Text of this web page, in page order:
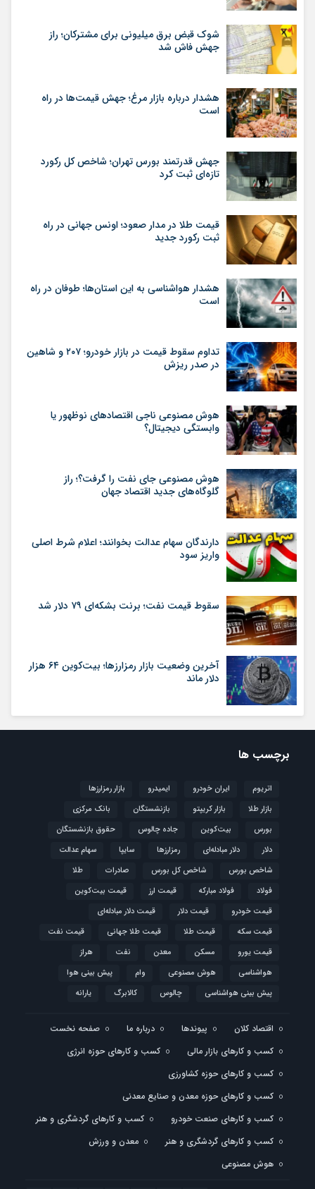
شوک قبض برق میلیونی برای مشترکان؛ راز
جهش فاش شد
هشدار درباره بازار مرغ؛ جهش قیمت‌ها در راه
است
جهش قدرتمند بورس تهران؛ شاخص کل رکورد
تازه‌ای ثبت کرد
قیمت طلا در مدار صعود؛ اونس جهانی در راه
ثبت رکورد جدید
هشدار هواشناسی به این استان‌ها؛ طوفان در راه
است
تداوم سقوط قیمت در بازار خودرو؛ ۲۰۷ و شاهین
در صدر ریزش
هوش مصنوعی ناجی اقتصادهای نوظهور یا
وابستگی دیجیتال؟
هوش مصنوعی جای نفت را گرفت؟؛ راز
گلوگاه‌های جدید اقتصاد جهان
دارندگان سهام عدالت بخوانند؛ اعلام شرط اصلی
واریز سود
سقوط قیمت نفت؛ برنت بشکه‌ای ۷۹ دلار شد
آخرین وضعیت بازار رمزارزها؛ بیت‌کوین ۶۴ هزار
دلار ماند
برچسب ها
اتریوم ایران خودرو ایمیدرو
بازار رمزارزها
بازار طلا
بازار کریپتو بازنشستگان
بانک مرکزی
بورس
بیت‌کوین جاده چالوس
حقوق بازنشستگان
دلار
دلار مبادله‌ای رمزارزها سایپا
سهام عدالت
شاخص بورس
شاخص کل بورس صادرات
طلا
فولاد
فولاد مبارکه قیمت ارز
قیمت بیت‌کوین
قیمت خودرو
قیمت دلار
قیمت دلار مبادله‌ای
قیمت سکه
قیمت طلا قیمت طلا جهانی
قیمت نفت
قیمت یورو
مسکن معدن نفت
هراز
هواشناسی
هوش مصنوعی وام
پیش بینی هوا
پیش بینی هواشناسی
چالوس کالابرگ یارانه
اقتصاد کلان پیوندها درباره ما
صفحه نخست
کسب و کارهای بازار مالی
کسب و کارهای حوزه انرژی
کسب و کارهای حوزه کشاورزی
کسب و کارهای حوزه معدن و صنایع معدنی
کسب و کارهای صنعت خودرو
کسب و کارهای گردشگری و هنر
کسب و کارهای گردشگری و هنر
معدن و ورزش
هوش مصنوعی